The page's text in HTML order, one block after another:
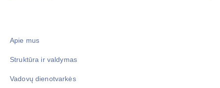
Apie mus
Struktūra ir valdymas
Vadovų dienotvarkės